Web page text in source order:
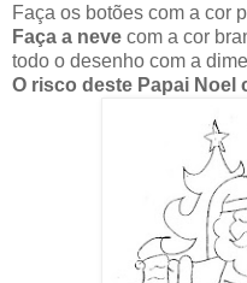
Faça os botões com a cor
Faça a neve com a cor
todo o desenho com a
O risco deste Papai